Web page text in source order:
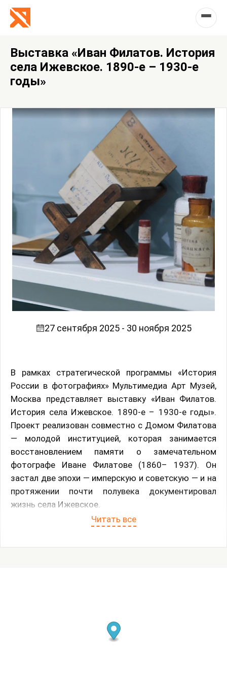
Выставка «Иван Филатов. История
села Ижевское. 1890-е – 1930-е
годы»
27 сентября 2025 - 30 ноября 2025
В рамках стратегической программы «История
России в фотографиях» Мультимедиа Арт Музей,
Москва представляет выставку «Иван Филатов.
История села Ижевское. 1890-е – 1930-е годы».
Проект реализован совместно с Домом Филатова
— молодой институцией, которая занимается
восстановлением памяти о замечательном
фотографе Иване Филатове (1860– 1937). Он
застал две эпохи — имперскую и советскую — и на
протяжении почти полувека документировал
жизнь села Ижевское.
Ижевское прославилось тем, что его жители —
сделку между крестьянами и помещиком.
Единовременно волю получили 12 тысяч человек.
Читать все